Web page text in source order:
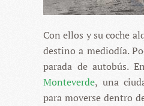
Con ellos y su coche
destino a mediodía.
parada de autobús.
Monteverde, una
para moverse dentro